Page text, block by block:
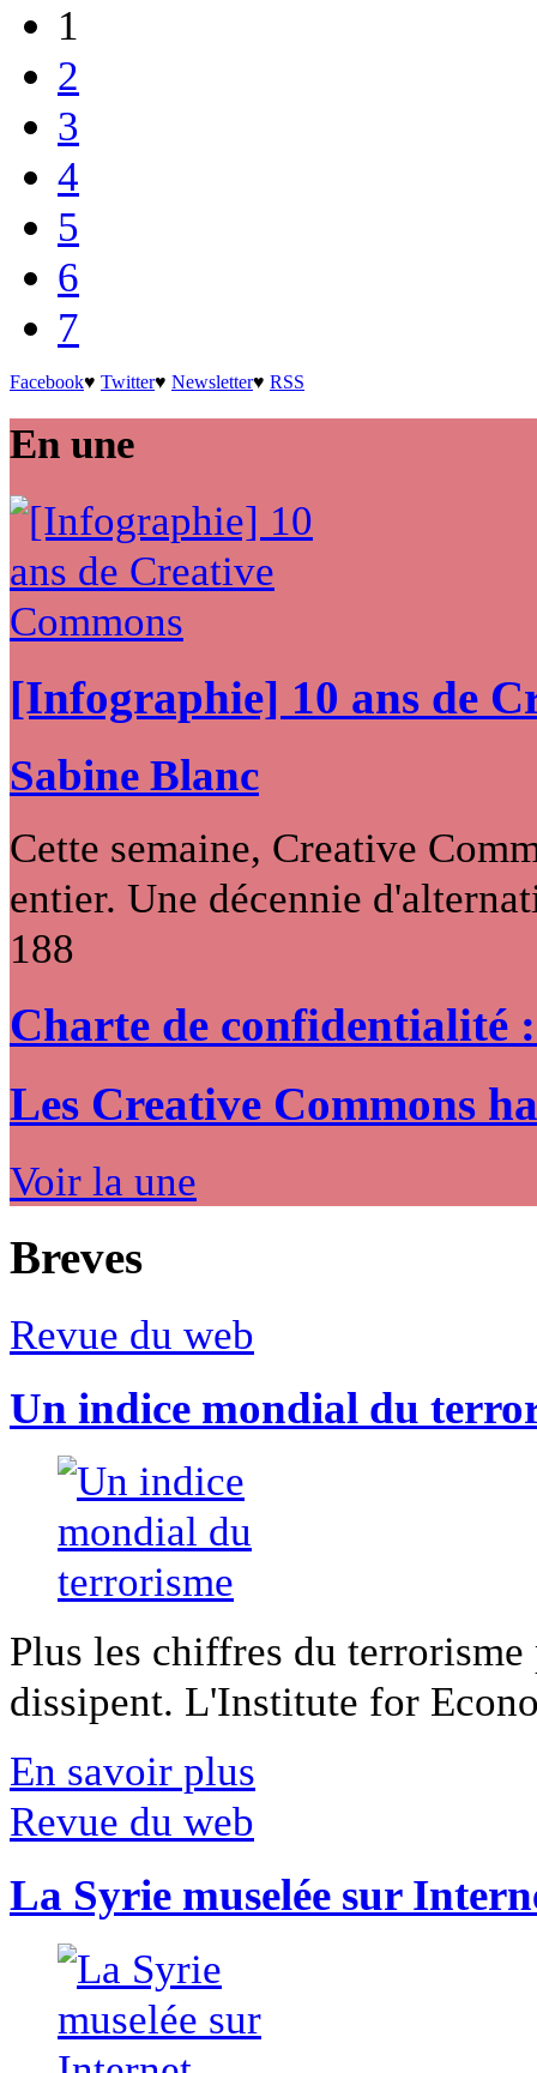
1
2
3
4
5
6
7
Facebook♥ Twitter♥ Newsletter♥ RSS
En une
[Infographie] 10 ans de
Sabine Blanc
Cette semaine, Creative
entier. Une décennie
188
Charte de confidentialité
Les Creative Commons
Voir la une
Breves
Revue du web
Un indice mondial du
Plus les chiffres du
dissipent. L'Institute for
En savoir plus
Revue du web
La Syrie muselée sur